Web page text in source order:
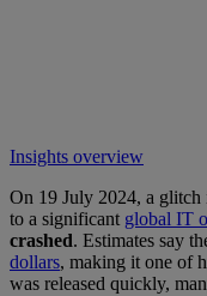
Insights overview
On 19 July 2024, a
to a significant global IT
crashed. Estimates say
dollars, making it one of
was released quickly,